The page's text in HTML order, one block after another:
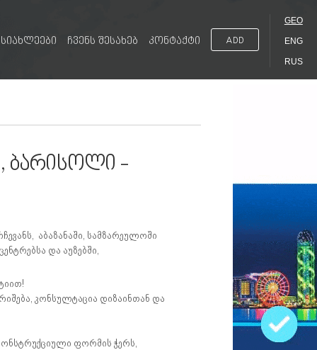
სიახლეები ჩვენს შესახებ კონტაქტი ADD
GEO
ENG
RUS
ბარისოლი -
აბაზანაში, სამზარეულოში
და აუზებში,
კონსულტაცია დიზაინთან და
ფორმის ჭერს,